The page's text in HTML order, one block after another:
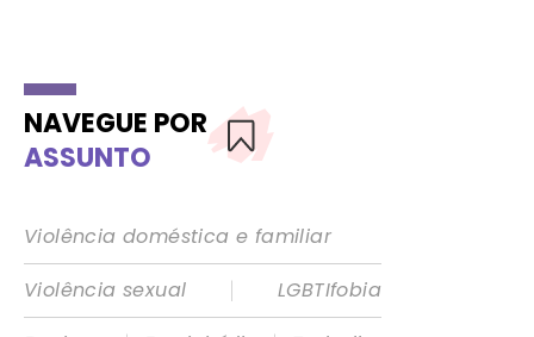
NAVEGUE POR
ASSUNTO
Violência doméstica e familiar
Violência sexual
|
LGBTIfobia